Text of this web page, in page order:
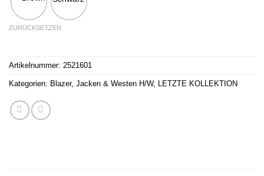
ZURÜCKSETZEN
Artikelnummer: 2521601
Kategorien: Blazer, Jacken & Westen H/W, LETZTE KOLLEKTION